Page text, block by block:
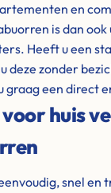
en
is dan
Heeft u een
deze zonder
graag een direct
huis
snel en